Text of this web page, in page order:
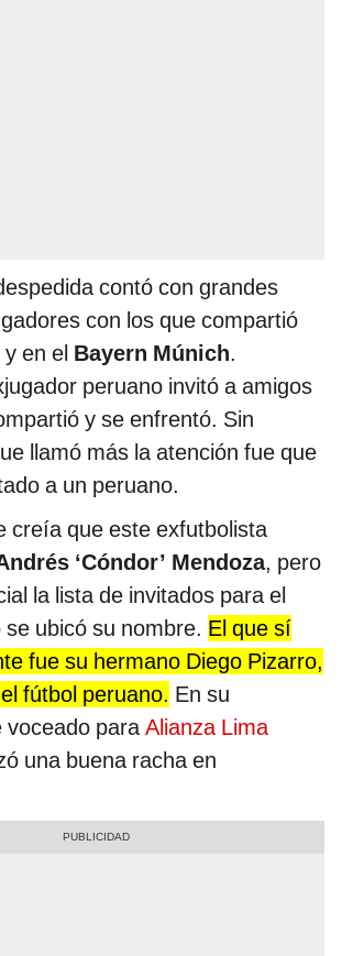
contó con grandes
con los que compartió
y en el Bayern Múnich.
peruano invitó a amigos
y se enfrentó. Sin
llamó más la atención fue que
a un peruano.
creía que este exfutbolista
‘Cóndor’ Mendoza, pero
la lista de invitados para el
ubicó su nombre. El que sí
fue su hermano Diego Pizarro,
fútbol peruano. En su
voceado paraAlianza Lima
una buena racha en